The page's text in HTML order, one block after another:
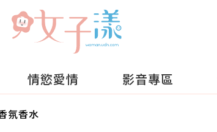
情慾愛情 影音專區
氛香水